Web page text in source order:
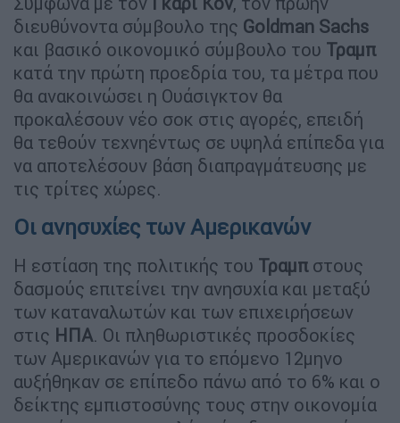
διευθύνοντα σύμβουλο της Goldman Sachs
και βασικό οικονομικό σύμβουλο του Τραμπ
κατά την πρώτη προεδρία του, τα μέτρα που
θα ανακοινώσει η Ουάσιγκτον θα
προκαλέσουν νέο σοκ στις αγορές, επειδή
θα τεθούν τεχνηέντως σε υψηλά επίπεδα για
να αποτελέσουν βάση διαπραγμάτευσης με
τις τρίτες χώρες.
Οι ανησυχίες των Αμερικανών
Η εστίαση της πολιτικής του Τραμπστους
δασμούς επιτείνει την ανησυχία και μεταξύ
των καταναλωτών και των επιχειρήσεων
στις ΗΠΑ. Οι πληθωριστικές προσδοκίες
των Αμερικανών για το επόμενο 12μηνο
αυξήθηκαν σε επίπεδο πάνω από το 6% και ο
δείκτης εμπιστοσύνης τους στην οικονομία